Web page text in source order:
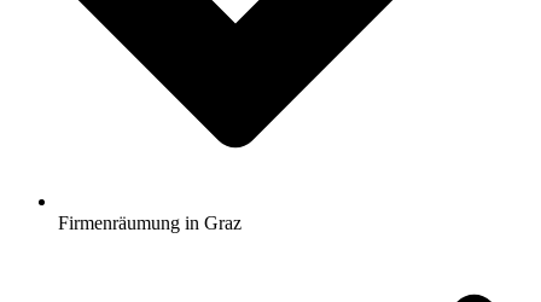
Firmenräumung in Graz